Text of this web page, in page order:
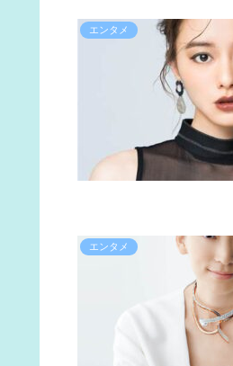
エンタメ
エンタメ